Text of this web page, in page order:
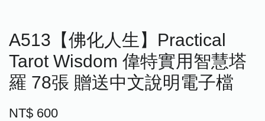
A513【佛化人生】Practical
Tarot Wisdom 偉特實用智慧塔
羅 78張 贈送中文說明電子檔
NT$ 600